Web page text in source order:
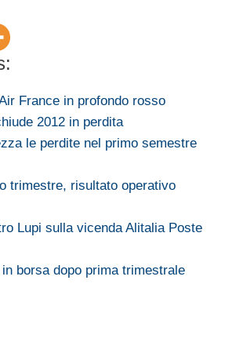
France in profondo rosso
2012 in perdita
le perdite nel primo semestre
trimestre, risultato operativo
Lupi sulla vicenda Alitalia Poste
borsa dopo prima trimestrale